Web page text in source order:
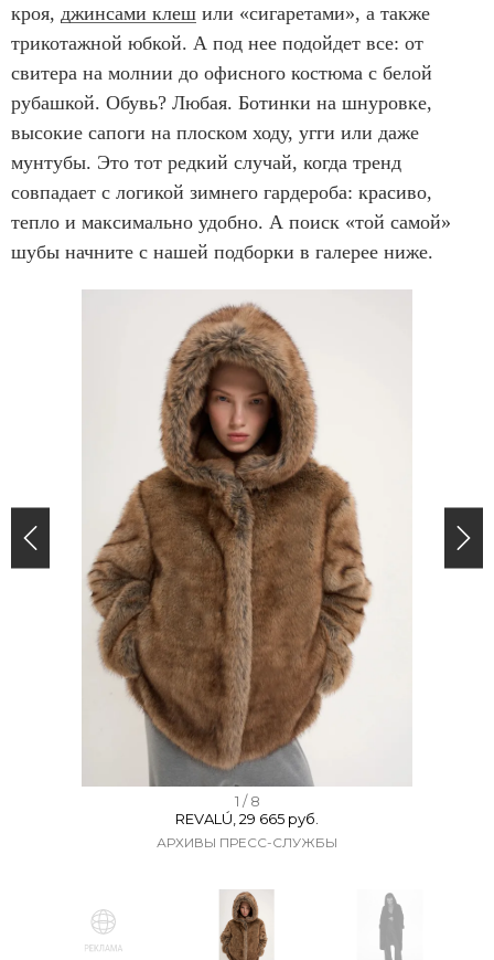
кроя, джинсами клеш или «сигаретами», а также
трикотажной юбкой. А под нее подойдет все: от
свитера на молнии до офисного костюма с белой
рубашкой. Обувь? Любая. Ботинки на шнуровке,
высокие сапоги на плоском ходу, угги или даже
мунтубы. Это тот редкий случай, когда тренд
совпадает с логикой зимнего гардероба: красиво,
тепло и максимально удобно. А поиск «той самой»
шубы начните с нашей подборки в галерее ниже.
1 / 8
REVALÚ, 29 665 руб.
АРХИВЫ ПРЕСС-СЛУЖБЫ